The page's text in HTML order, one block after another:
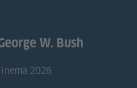
W. Bush
2026